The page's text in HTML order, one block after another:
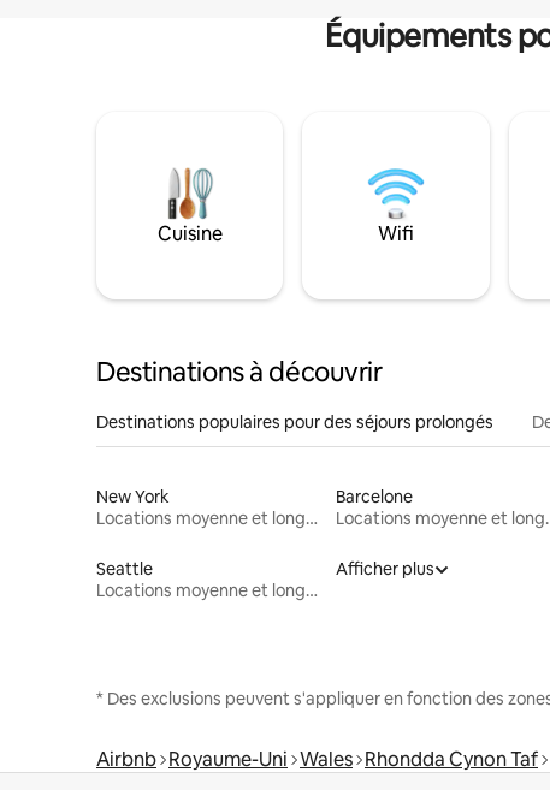
Équipements
Cuisine Wifi
Destinations à découvrir
Destinations populaires pour des séjours prolongés
New York
Locations moyenne et longue durée
Barcelone
Seattle
Locations moyenne et longue durée
Afficher plus
* Des exclusions peuvent s'appliquer en fonction des
Airbnb Royaume-Uni Wales Rhondda Cynon Taf